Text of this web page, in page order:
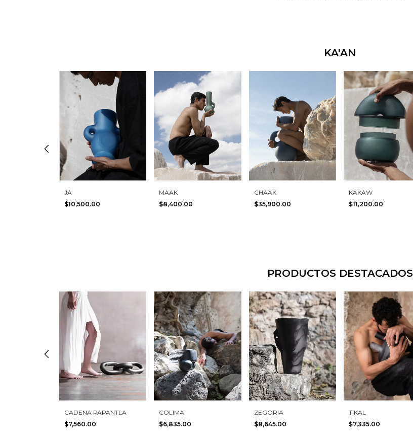
KA'AN
JA
$10,500.00
MAAK
$8,400.00
CHAAK
$35,900.00
KAKAW
$11,200.00
PRODUCTOS DESTACADOS
CADENA PAPANTLA
$7,560.00
COLIMA
$6,835.00
ZEGORIA
$8,645.00
TIKAL
$7,335.00